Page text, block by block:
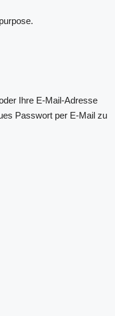
Ihre E-Mail-Adresse
Passwort per E-Mail zu